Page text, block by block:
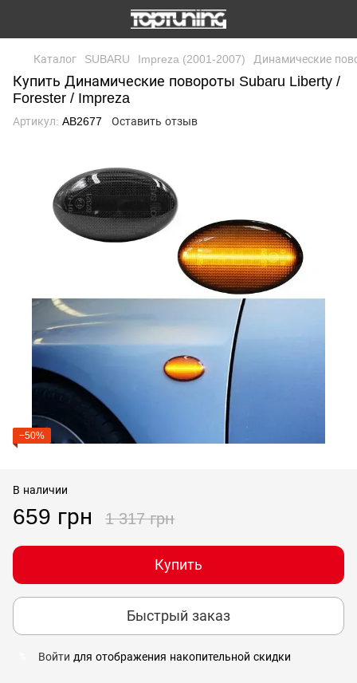
Каталог SUBARU Impreza (2001-2007) Динамические
Купить Динамические повороты Subaru Liberty /
Forester / Impreza
Артикул: AB2677 Оставить отзыв
−50%
В наличии
659 грн 1 317 грн
Купить
Быстрый заказ
Войти для отображения накопительной скидки